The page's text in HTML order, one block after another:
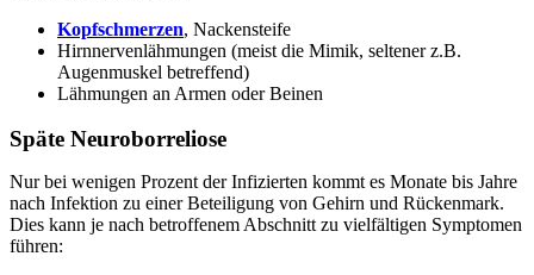
Kopfschmerzen, Nackensteife
Hirnnervenlähmungen (meist die Mimik, seltener z.B.
Augenmuskel betreffend)
Lähmungen an Armen oder Beinen
Späte Neuroborreliose
Nur bei wenigen Prozent der Infizierten kommt es Monate bis Jahre
nach Infektion zu einer Beteiligung von Gehirn und Rückenmark.
Dies kann je nach betroffenem Abschnitt zu vielfältigen Symptomen
führen: